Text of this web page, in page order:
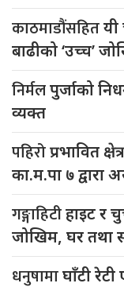
काठमाडौंसहित
बाढीको ‘उच्च’
निर्मलपुर्जाको
व्यक्त
पहिरोप्रभावित
का.म.पा ७ द्वारा
गङ्गाहिटीहाइट र
जोखिम, घर तथा
धनुषामाघाँटी